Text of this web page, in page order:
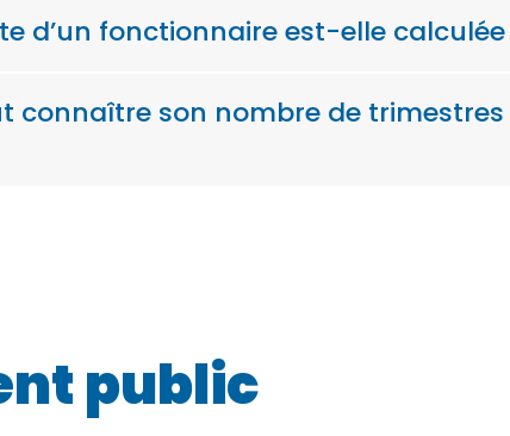
d’un fonctionnaire est-elle calculée
connaître son nombre de
public